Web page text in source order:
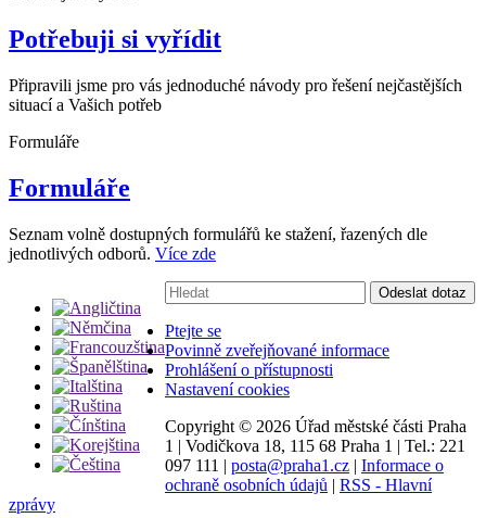
Potřebuji si vyřídit
Připravili jsme pro vás jednoduché návody pro řešení nejčastějších
situací a Vašich potřeb
Formuláře
Formuláře
Seznam volně dostupných formulářů ke stažení, řazených dle
jednotlivých odborů. Více zde
Vyhledávání:
Odeslat dotaz
Ptejte se
Povinně zveřejňované informace
Prohlášení o přístupnosti
Nastavení cookies
Copyright © 2026 Úřad městské části Praha
1 | Vodičkova 18, 115 68 Praha 1 | Tel.: 221
097 111 | posta@praha1.cz | Informace o
ochraně osobních údajů | RSS - Hlavní
zprávy